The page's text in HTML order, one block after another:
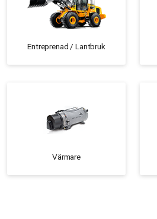
Entreprenad / Lantbruk
Värmare